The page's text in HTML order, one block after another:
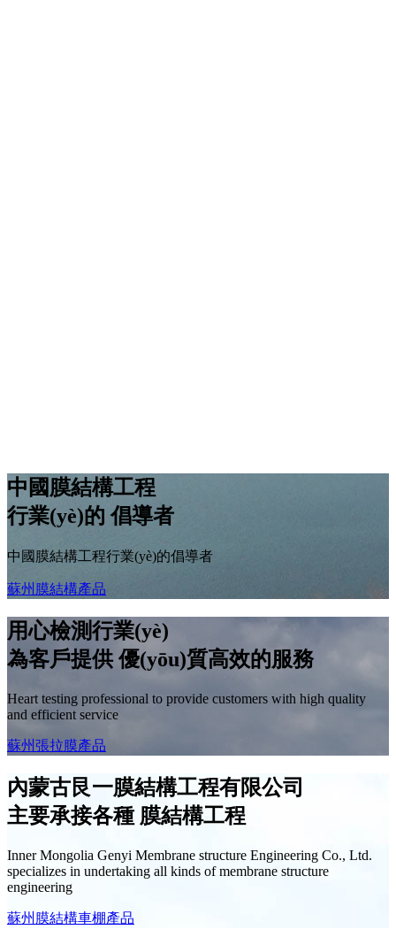
中國膜結構工程
行業(yè)的倡導者
中國膜結構工程行業(yè)的倡導者
蘇州膜結構產品
用心檢測行業(yè)
為客戶提供優(yōu)質高效的服務
Heart testing professional to provide customers with high quality
and efficient service
蘇州張拉膜產品
內蒙古艮一膜結構工程有限公司
主要承接各種 膜結構工程
Inner Mongolia Genyi Membrane structure Engineering Co., Ltd.
specializes in undertaking all kinds of membrane structure
engineering
蘇州膜結構車棚產品